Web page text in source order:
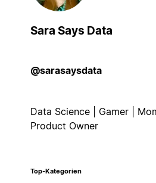
Sara Says Data
@sarasaysdata
Data Science | Gamer |
Product Owner
Top-Kategorien